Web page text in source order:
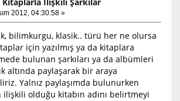
2012, 04:30:58 »
bilimkurgu, klasik.. türü her ne olursa
için yazılmış ya da kitaplara
bulunan şarkıları ya da albümleri
altında paylaşarak bir araya
Yalnız paylaşımda bulunurken
ilişkili olduğu kitabın adını belirtmeyi